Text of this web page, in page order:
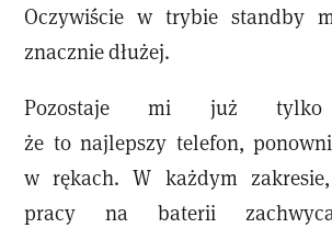
Oczywiście w trybie standby
znacznie dłużej.
Pozostaje mi już tylko
że to najlepszy telefon,
w rękach. W każdym
pracy na baterii